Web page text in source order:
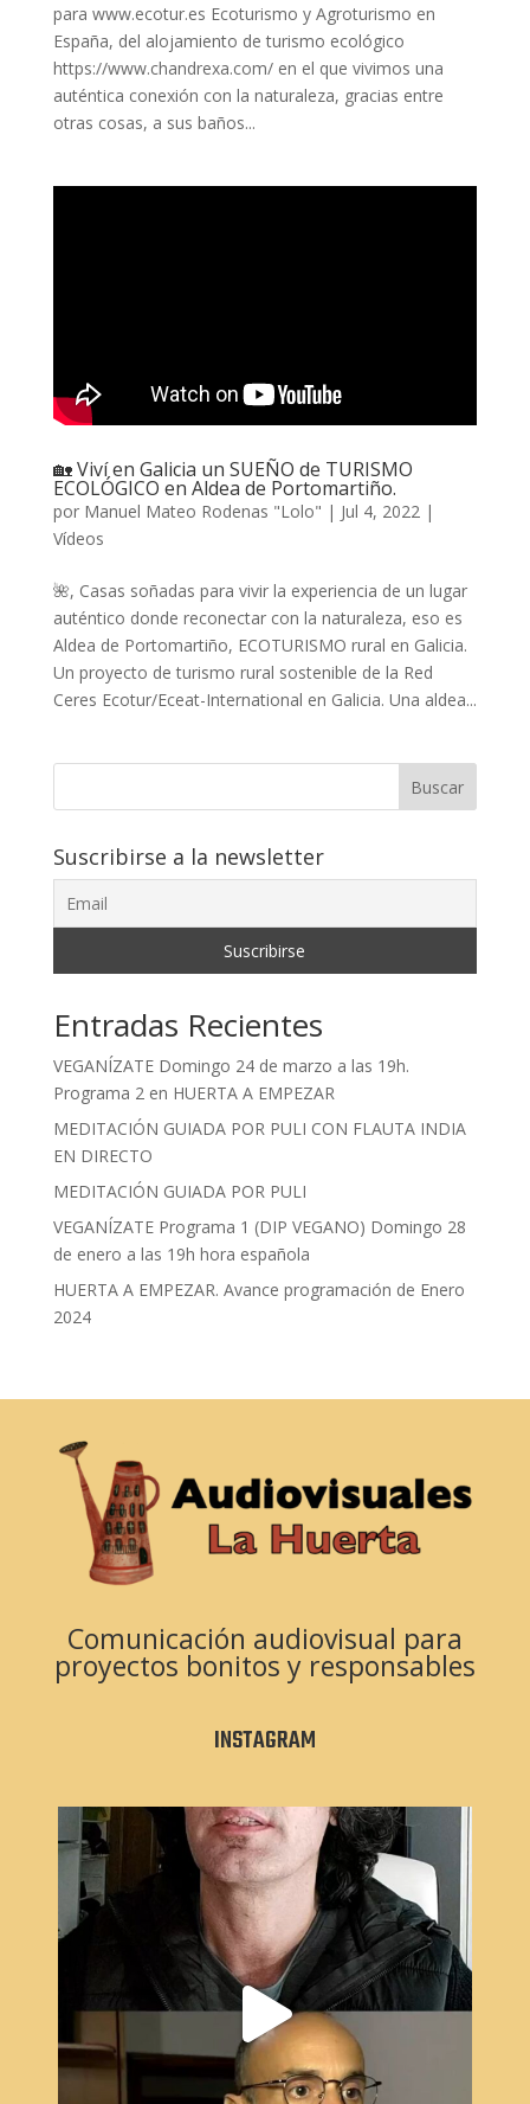
para www.ecotur.es Ecoturismo y Agroturismo en
España,​ del alojamiento de turismo ecológico
https://www.chandrexa.com/ en el que vivimos una
auténtica conexión con la naturaleza, gracias entre
otras cosas, a sus baños...
🏡 Viví en Galicia un SUEÑO de TURISMO
ECOLÓGICO en Aldea de Portomartiño.
por Manuel Mateo Rodenas "Lolo" | Jul 4, 2022|
Vídeos
🌺, Casas soñadas para vivir la experiencia de un lugar
auténtico donde reconectar con la naturaleza, eso es
Aldea de Portomartiño, ECOTURISMO rural en Galicia.
Un proyecto de turismo rural sostenible de la Red
Ceres Ecotur/Eceat-International en Galicia. Una aldea...
Buscar
Suscribirse a la newsletter
Entradas Recientes
VEGANÍZATE Domingo 24 de marzo a las 19h.
Programa 2 en HUERTA A EMPEZAR
MEDITACIÓN GUIADA POR PULI CON FLAUTA INDIA
EN DIRECTO
MEDITACIÓN GUIADA POR PULI
VEGANÍZATE Programa 1 (DIP VEGANO) Domingo 28
de enero a las 19h hora española
HUERTA A EMPEZAR. Avance programación de Enero
2024
Comunicación audiovisual para
proyectos bonitos y responsables
INSTAGRAM